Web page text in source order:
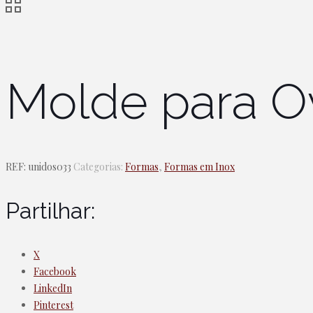
Molde para
REF: unidos033 Categorias: Formas, Formas em Inox
Partilhar:
X
Facebook
LinkedIn
Pinterest